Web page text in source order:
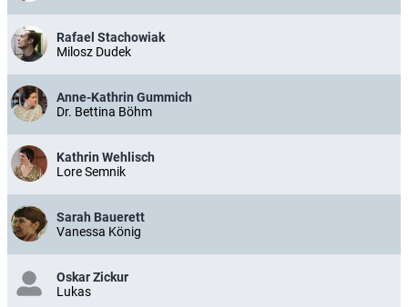
Rafael Stachowiak
Milosz Dudek
Anne-Kathrin Gummich
Dr. Bettina Böhm
Kathrin Wehlisch
Lore Semnik
Sarah Bauerett
Vanessa König
Oskar Zickur
Lukas